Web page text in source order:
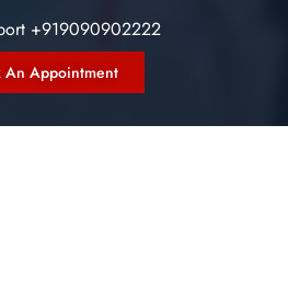
+919090902222
An Appointment